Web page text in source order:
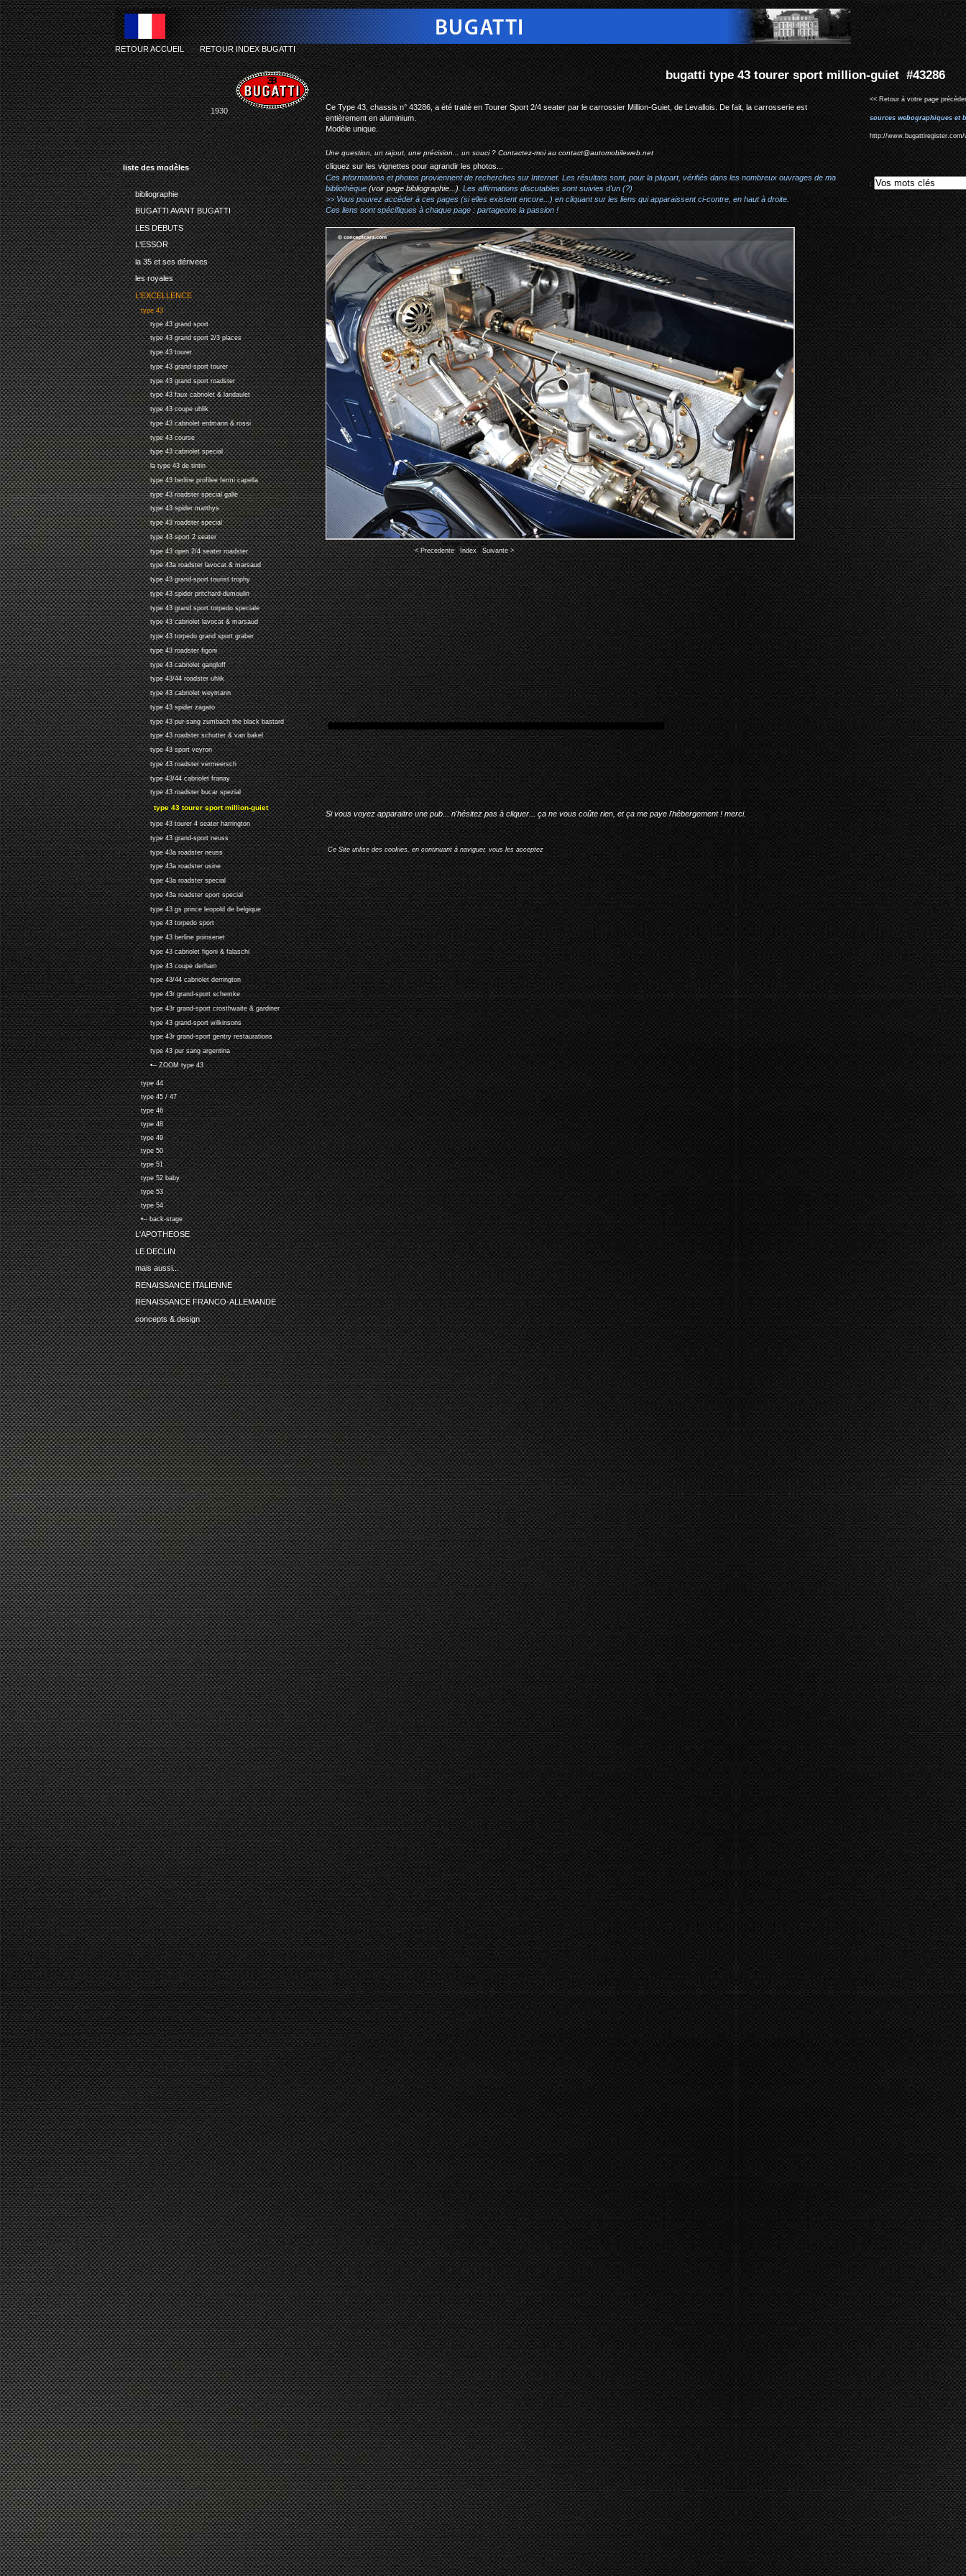
liste des modèles
bibliographie
BUGATTI AVANT BUGATTI
LES DEBUTS
L'ESSOR
la 35 et ses dérivees
les royales
L'EXCELLENCE
type 43
type 43 grand sport
type 43 grand sport 2/3 places
type 43 tourer
type 43 grand-sport tourer
type 43 grand sport roadster
type 43 faux cabriolet & landaulet
type 43 coupe uhlik
type 43 cabriolet erdmann & rossi
type 43 course
type 43 cabriolet special
la type 43 de tintin
type 43 berline profilee fermi capella
type 43 roadster special galle
type 43 spider matthys
type 43 roadster special
type 43 sport 2 seater
type 43 open 2/4 seater roadster
type 43a roadster lavocat & marsaud
type 43 grand-sport tourist trophy
type 43 spider pritchard-dumoulin
type 43 grand sport torpedo speciale
type 43 cabriolet lavocat & marsaud
type 43 torpedo grand sport graber
type 43 roadster figoni
type 43 cabriolet gangloff
type 43/44 roadster uhlik
type 43 cabriolet weymann
type 43 spider zagato
type 43 pur-sang zumbach the black bastard
type 43 roadster schutter & van bakel
type 43 sport veyron
type 43 roadster vermeersch
type 43/44 cabriolet franay
type 43 roadster bucar spezial
type 43 tourer sport million-guiet
type 43 tourer 4 seater harrington
type 43 grand-sport neuss
type 43a roadster neuss
type 43a roadster usine
type 43a roadster special
type 43a roadster sport special
type 43 gs prince leopold de belgique
type 43 torpedo sport
type 43 berline poinsenet
type 43 cabriolet figoni & falaschi
type 43 coupe derham
type 43/44 cabriolet derrington
type 43r grand-sport schemke
type 43r grand-sport crosthwaite & gardiner
type 43 grand-sport wilkinsons
type 43r grand-sport gentry restaurations
type 43 pur sang argentina
•-- ZOOM type 43
type 44
type 45 / 47
type 46
type 48
type 49
type 50
type 51
type 52 baby
type 53
type 54
•-- back-stage
L'APOTHEOSE
LE DECLIN
mais aussi...
RENAISSANCE ITALIENNE
RENAISSANCE FRANCO-ALLEMANDE
concepts & design
bugatti type 43 tourer sport million-guiet #43286
RETOUR ACCUEIL-RETOUR INDEX BUGATTI
1930
Ce Type 43, chassis n° 43286, a été traité en Tourer Sport 2/4 seater par le carrossier Million-Guiet, de Levallois. De fait, la carrosserie est
entièrement en aluminium.
Modèle unique.
Une question, un rajout, une précision... un souci ? Contactez-moi aucontact@automobileweb.net
cliquez sur les vignettes pour agrandir les photos...
Ces informations et photos proviennent de recherches sur Internet. Les résultats sont, pour la plupart, vérifiés dans les nombreux ouvrages de ma
bibliothèque(voir page bibliographie...). Les affirmations discutables sont suivies d'un (?)
>> Vous pouvez accéder à ces pages (si elles existent encore...) en cliquant sur les liens qui apparaissent ci-contre, en haut à droite.
Ces liens sont spécifiques à chaque page : partageons la passion !
Image 25 of 44
< Precedente| Index|Suivante >
Si vous voyez apparaitre une pub... n'hésitez pas à cliquer... ça ne vous coûte rien, et ça me paye l'hébergement ! merci.
Ce Site utilise des cookies, en continuant à naviguer, vous les acceptez
<< Retour à votre page
sources webographiques et
http://
: